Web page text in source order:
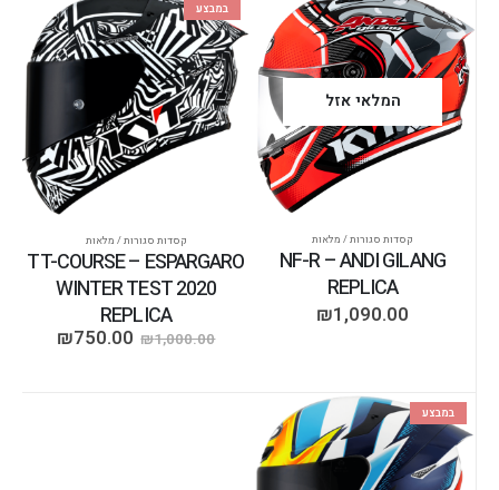
המלאי אזל
קסדות סגורות / מלאות
NF-R – ANDI GILANG
REPLICA
₪1,090.00
במבצע
קסדות סגורות / מלאות
TT-COURSE – ESPARGARO
WINTER TEST 2020
REPLICA
₪1,000.00
₪750.00
במבצע